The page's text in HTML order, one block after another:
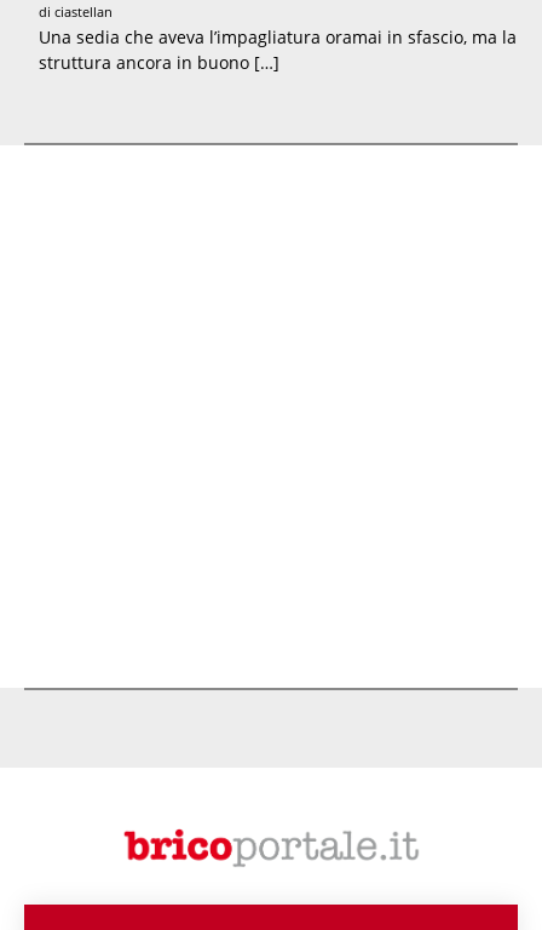
di ciastellan
Una sedia che aveva l’impagliatura oramai in sfascio, ma la
struttura ancora in buono […]